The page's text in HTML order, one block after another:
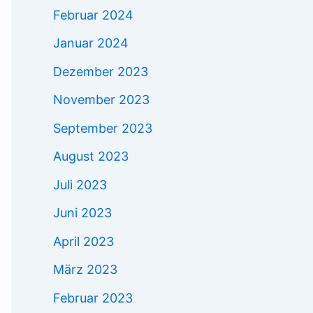
Februar 2024
Januar 2024
Dezember 2023
November 2023
September 2023
August 2023
Juli 2023
Juni 2023
April 2023
März 2023
Februar 2023